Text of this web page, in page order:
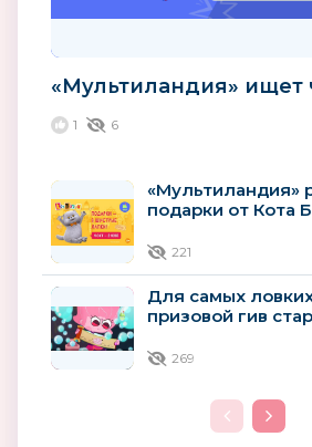
«Мультиландия» ищет
1 6
«Мультиландия»
подарки от Кота
221
Для самых
призовой гив
269